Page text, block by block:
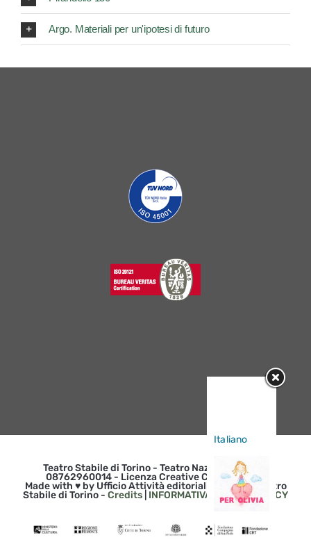
Argo. Materiali per un'ipotesi di futuro
Teatro Stabile di Torino - Teatro Nazionale | p. iva
08762960014 - Licenza Creative Commons 3.0
Made with ♥ by Ufficio Attività editoriali e web del Teatro
Stabile di Torino - Credits INFORMATIVA SULLA PRIVACY
Italiano